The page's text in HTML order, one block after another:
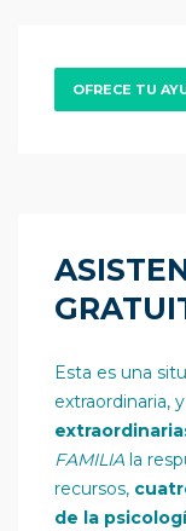
OFRECE TU
Esta es una
extraordinaria,
FAMILIA la
recursos,
de la